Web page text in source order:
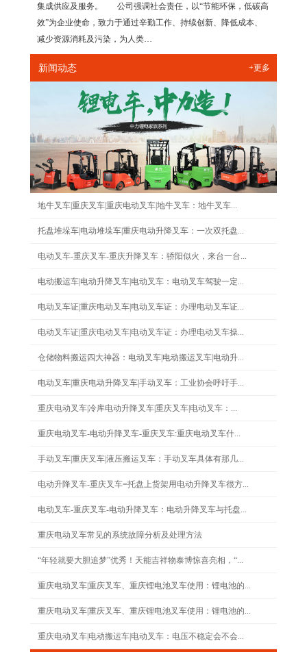
集成供应及服务。 公司强调社会责任，以“节能环保，低碳高
效”为企业使命，致力于通过辛勤工作、持续创新、降低成本、
减少资源消耗及污染，为人类…
新闻动态 +更多
地牛叉车|重庆叉车|重庆电动叉车|地牛叉车：地牛叉车...
托盘堆垛车|电动堆垛车|重庆电动升降叉车：一次双托盘...
电动叉车-重庆叉车-重庆升降叉车：骄阳似火，来台一台...
电动搬运车|电动升降叉车|电动叉车：电动叉车驾驶一定...
电动叉车证|重庆电动叉车|电动叉车证：办理电动叉车证...
电动叉车证|重庆电动叉车|电动叉车证：办理电动叉车操...
仓储物料搬运四大神器：电动叉车|电动搬运叉车|电动升...
电动叉车|重庆电动升降叉车|手动叉车：工业协会呼吁手...
重庆电动叉车|冷库电动升降叉车|重庆叉车|电动叉车：...
重庆电动叉车-电动升降叉车-重庆叉车:重庆电动叉车什...
手动叉车|重庆叉车|液压搬运叉车：手动叉车具体有那几...
电动升降叉车-重庆叉车=托盘上货架用电动升降叉车很方...
电动叉车-重庆叉车-电动升降叉车：电动升降叉车与托盘...
重庆电动叉车常见的系统故障分析及处理方法
“年轻就要大胆追梦”优秀！天能吉祥物泰博惊喜亮相，“...
重庆电动叉车|重庆叉车、重庆锂电池叉车使用：锂电池的...
重庆电动叉车|重庆叉车、重庆锂电池叉车使用：锂电池的...
重庆电动叉车|电动搬运车|电动叉车：电压不稳定会不会...